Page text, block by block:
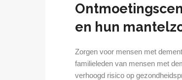
en hun
Zorgen voor mensen met
familieleden van mensen met
verhoogd risico op